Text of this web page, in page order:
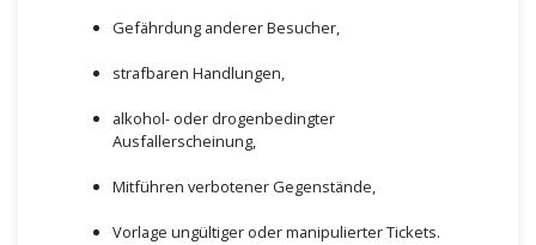
Gefährdung anderer Besucher,
strafbaren Handlungen,
alkohol- oder drogenbedingter
Ausfallerscheinung,
Mitführen verbotener Gegenstände,
Vorlage ungültiger oder manipulierter Tickets.